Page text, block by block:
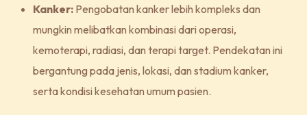
Kanker: Pengobatan kanker lebih kompleks dan
mungkin melibatkan kombinasi dari operasi,
kemoterapi, radiasi, dan terapi target. Pendekatan ini
bergantung pada jenis, lokasi, dan stadium kanker,
serta kondisi kesehatan umum pasien.